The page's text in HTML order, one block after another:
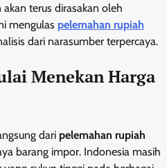
terus dirasakan oleh
mengulas pelemahan rupiah
dari narasumber terpercaya.
Menekan Harga
dari pelemahan rupiah
barang impor. Indonesia masih